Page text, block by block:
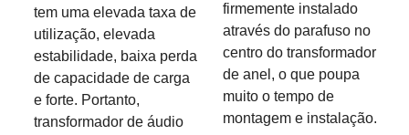
tem uma elevada taxa de
utilização, elevada
estabilidade, baixa perda
de capacidade de carga
e forte. Portanto,
transformador de áudio
firmemente instalado
através do parafuso no
centro do transformador
de anel, o que poupa
muito o tempo de
montagem e instalação.